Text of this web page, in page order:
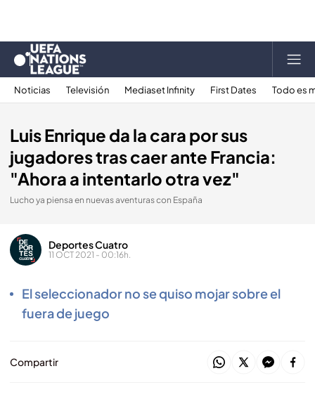
Noticias Televisión Mediaset Infinity First Dates Todo es
Luis Enrique da la cara por sus
jugadores tras caer ante Francia:
"Ahora a intentarlo otra vez"
Lucho ya piensa en nuevas aventuras con España
Deportes Cuatro
11 OCT 2021 - 00:16h.
El seleccionador no se quiso mojar sobre el
fuera de juego
Compartir